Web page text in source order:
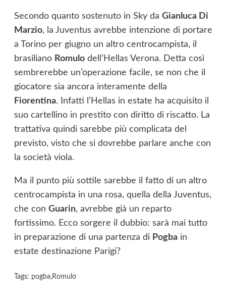
Secondo quanto sostenuto in Sky da Gianluca Di
Marzio, la Juventus avrebbe intenzione di portare
a Torino per giugno un altro centrocampista, il
brasiliano Romulodell’Hellas Verona. Detta così
sembrerebbe un’operazione facile, se non che il
giocatore sia ancora interamente della
Fiorentina. Infatti l’Hellas in estate ha acquisito il
suo cartellino in prestito con diritto di riscatto. La
trattativa quindi sarebbe più complicata del
previsto, visto che si dovrebbe parlare anche con
la società viola.
Ma il punto più sottile sarebbe il fatto di un altro
centrocampista in una rosa, quella della Juventus,
che con Guarin, avrebbe già un reparto
fortissimo. Ecco sorgere il dubbio: sarà mai tutto
in preparazione di una partenza di Pogbain
estate destinazione Parigi?
Tags: pogba,Romulo